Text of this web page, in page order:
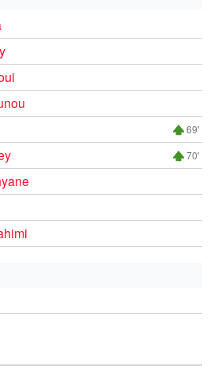
69'
70'